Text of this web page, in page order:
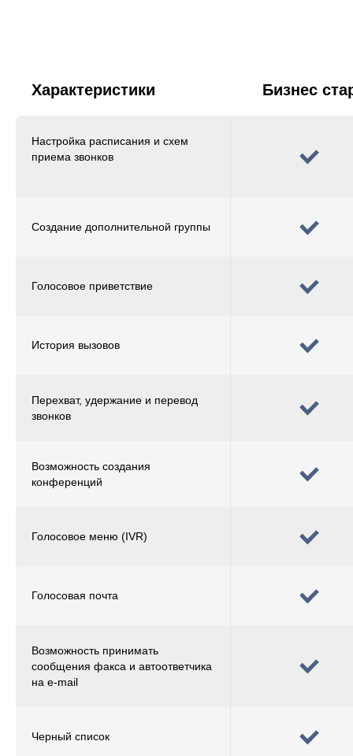
Характеристики Бизнес
Настройка расписания и схем
приема звонков
Создание дополнительной группы
Голосовое приветствие
История вызовов
Перехват, удержание и перевод
звонков
Возможность создания
конференций
Голосовое меню (IVR)
Голосовая почта
Возможность принимать
сообщения факса и автоответчика
на e-mail
Черный список